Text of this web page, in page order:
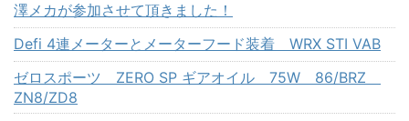
澤メカが参加させて頂きました！
Defi 4連メーターとメーターフード装着 WRX STI VAB
ゼロスポーツ ZERO SP ギアオイル 75W 86/BRZ
ZN8/ZD8